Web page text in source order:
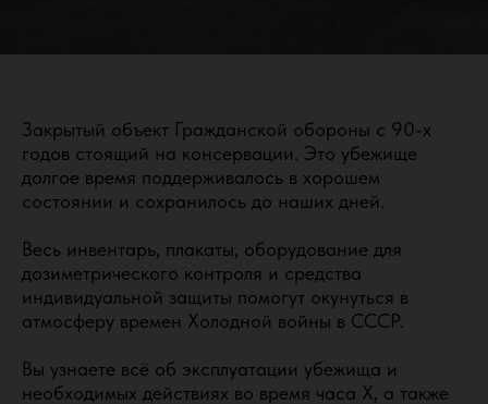
Закрытый объект Гражданской обороны с 90-х
годов стоящий на консервации. Это убежище
долгое время поддерживалось в хорошем
состоянии и сохранилось до наших дней.
Весь инвентарь, плакаты, оборудование для
дозиметрического контроля и средства
индивидуальной защиты помогут окунуться в
атмосферу времен Холодной войны в СССР.
Вы узнаете всё об эксплуатации убежища и
необходимых действиях во время часа Х, а также